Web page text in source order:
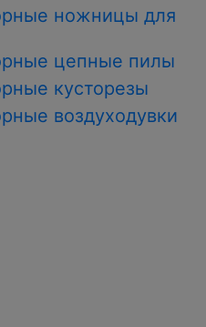
ножницы для
цепные пилы
кусторезы
воздуходувки